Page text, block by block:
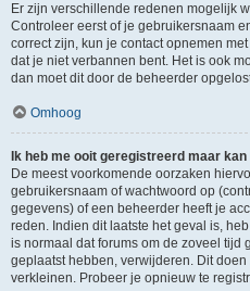
Er zijn verschillende redenen mogelijk
Controleer eerst of je gebruikersnaam
correct zijn, kun je contact opnemen
dat je niet verbannen bent. Het is ook
dan moet dit door de beheerder
Omhoog
Ik heb me ooit geregistreerd maar
De meest voorkomende oorzaken
gebruikersnaam of wachtwoord op
gegevens) of een beheerder heeft je
reden. Indien dit laatste het geval is,
is normaal dat forums om de zoveel tijd
geplaatst hebben, verwijderen. Dit
verkleinen. Probeer je opnieuw te